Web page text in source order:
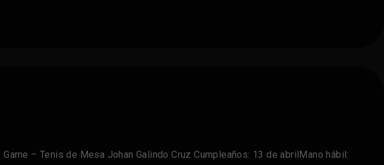
– Tenis de Mesa Johan Galindo Cruz Cumpleaños: 13 de abrilMano hábil: